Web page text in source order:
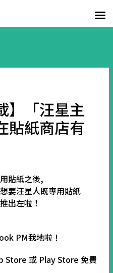
】「汪星主
貼紙商店有
貼紙之後,
要汪星人既專用貼紙
出左啦！
PM我地啦！
Store 或 Play Store 免費